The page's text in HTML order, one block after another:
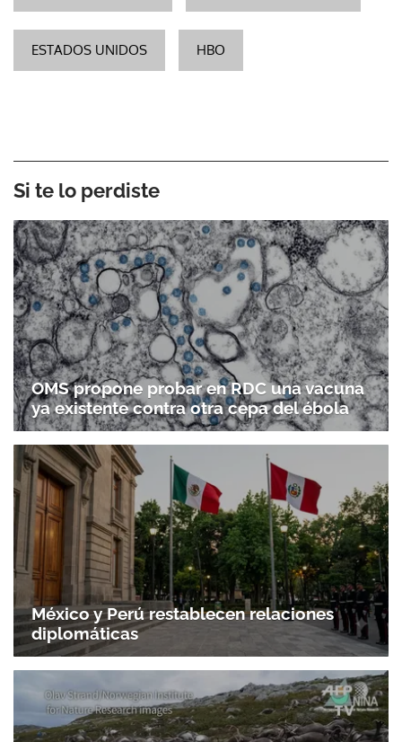
ESTADOS UNIDOS HBO
Si te lo perdiste
OMS propone probar en RDC una vacuna
ya existente contra otra cepa del ébola
México y Perú restablecen relaciones
diplomáticas